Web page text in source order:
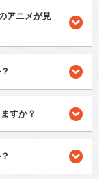
アニメが見
すか？